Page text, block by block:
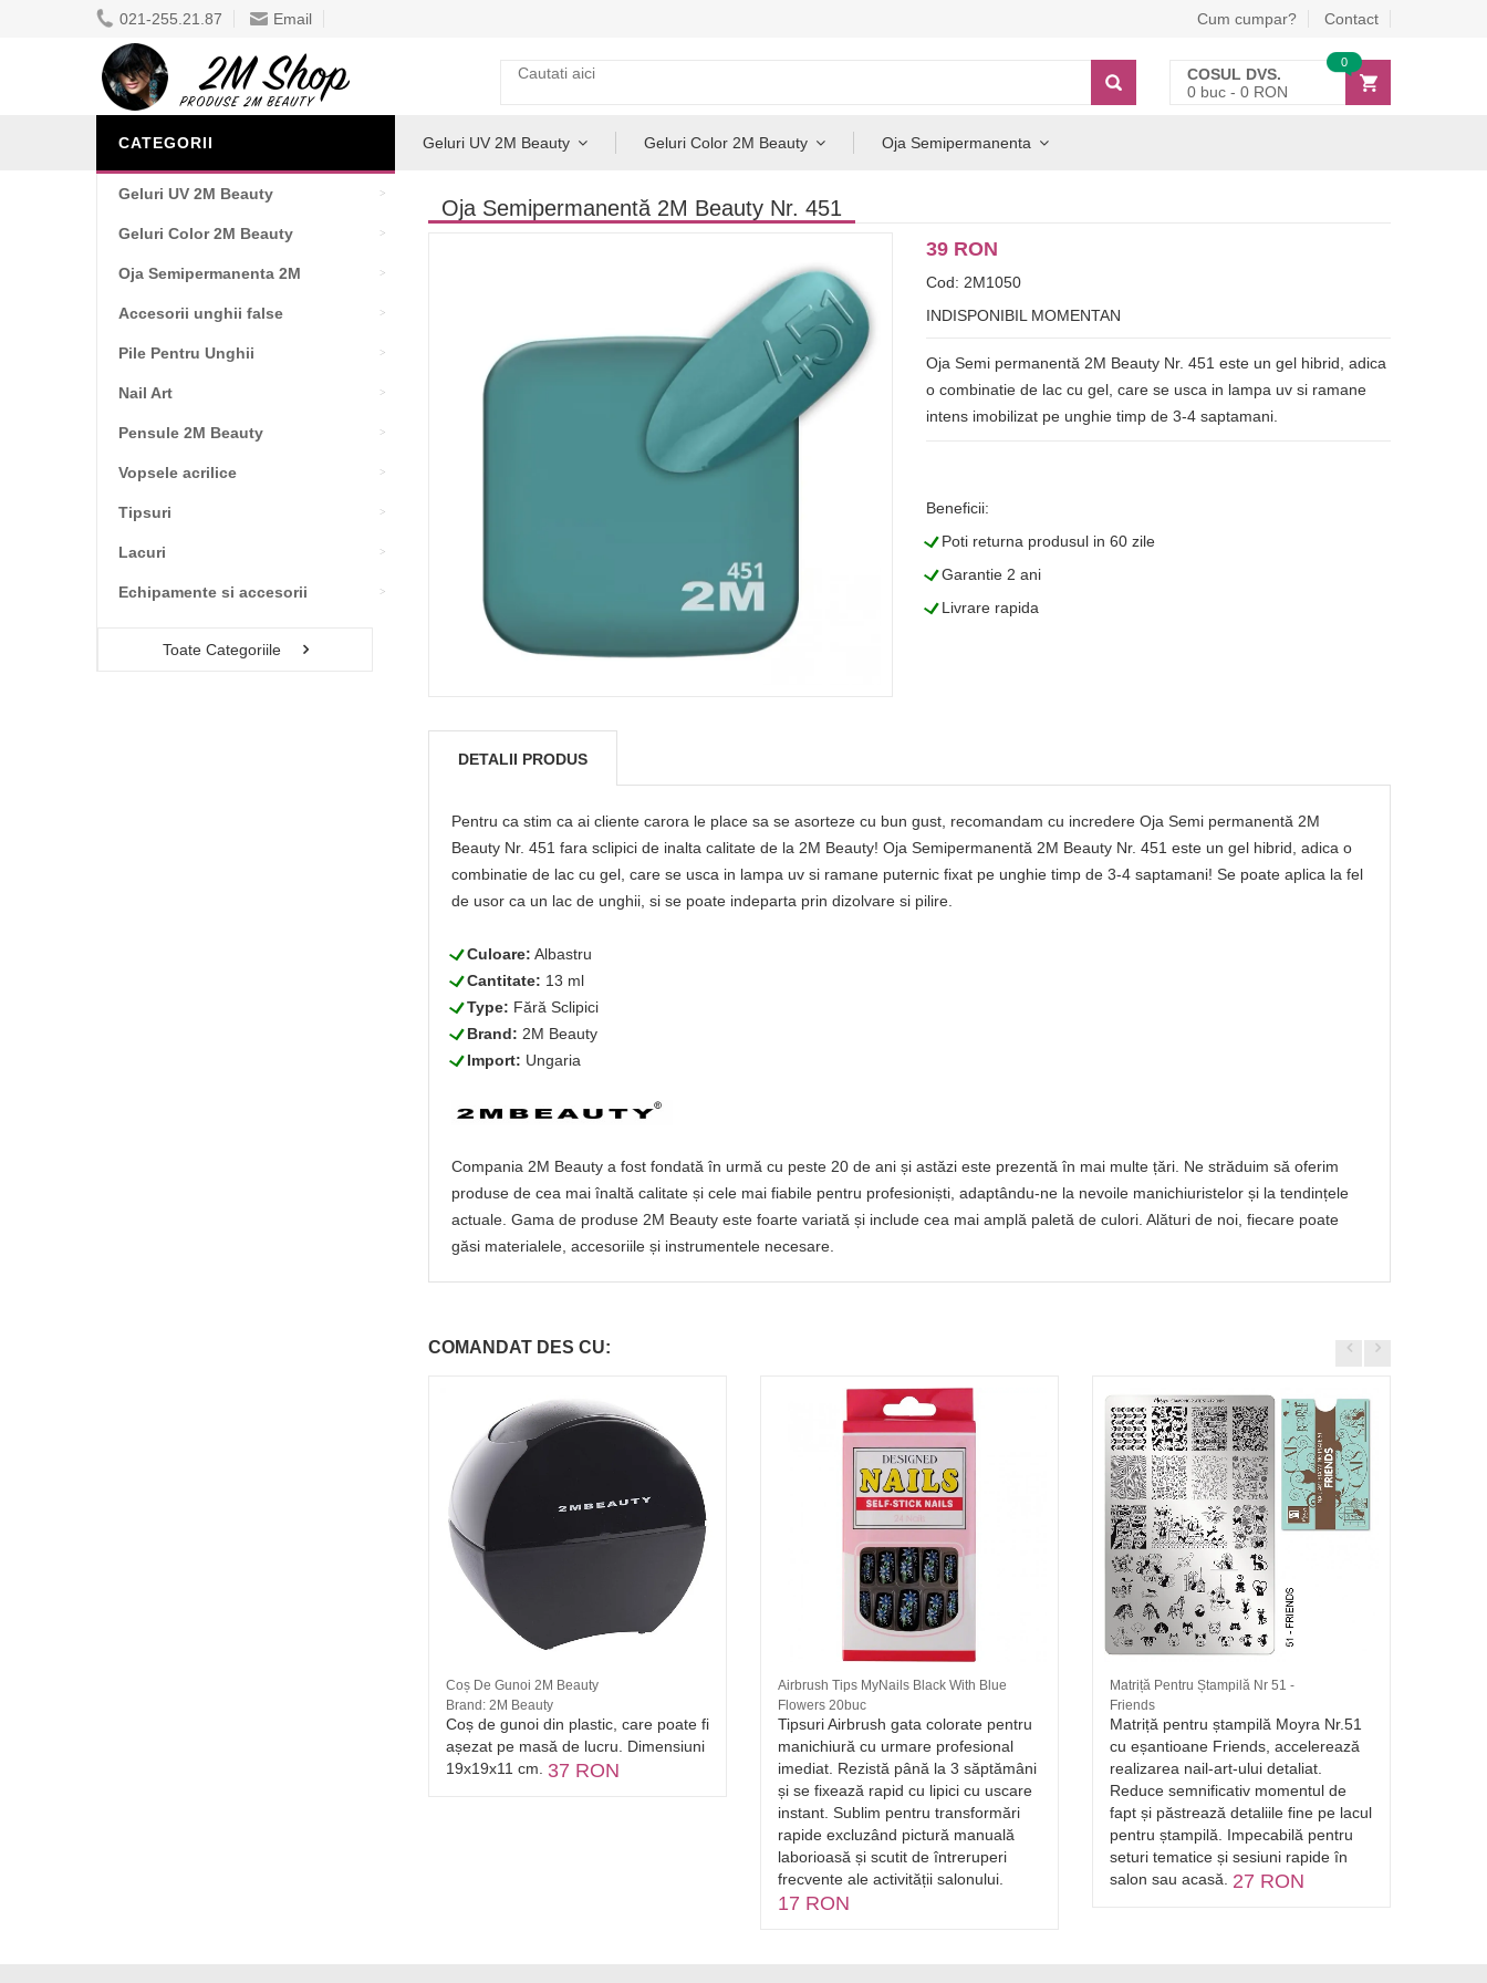
021-255.21.87 Email Cum cumpar? Contact
COSUL DVS.
0 buc - 0 RON
0
CATEGORII
Geluri UV 2M Beauty
Geluri Color 2M Beauty
Oja Semipermanenta 2M
Accesorii unghii false
Pile Pentru Unghii
Nail Art
Pensule 2M Beauty
Vopsele acrilice
Tipsuri
Lacuri
Echipamente si accesorii
Toate Categoriile
Geluri UV 2M Beauty Geluri Color 2M Beauty Oja Semipermanenta
Oja Semipermanentă 2M Beauty Nr. 451
39 RON
Cod: 2M1050
INDISPONIBIL MOMENTAN
Oja Semi permanentă 2M Beauty Nr. 451 este un gel hibrid, adica
o combinatie de lac cu gel, care se usca in lampa uv si ramane
intens imobilizat pe unghie timp de 3-4 saptamani.
Beneficii:
LPoti returna produsul in 60 zile
LGarantie 2 ani
LLivrare rapida
DETALII PRODUS
Pentru ca stim ca ai cliente carora le place sa se asorteze cu bun gust, recomandam cu incredere Oja Semi permanentă 2M
Beauty Nr. 451 fara sclipici de inalta calitate de la 2M Beauty! Oja Semipermanentă 2M Beauty Nr. 451 este un gel hibrid, adica o
combinatie de lac cu gel, care se usca in lampa uv si ramane puternic fixat pe unghie timp de 3-4 saptamani! Se poate aplica la fel
de usor ca un lac de unghii, si se poate indeparta prin dizolvare si pilire.
LCuloare: Albastru
LCantitate: 13 ml
LType: Fără Sclipici
LBrand: 2M Beauty
LImport: Ungaria
Compania 2M Beauty a fost fondată în urmă cu peste 20 de ani și astăzi este prezentă în mai multe țări. Ne străduim să oferim
produse de cea mai înaltă calitate și cele mai fiabile pentru profesioniști, adaptându-ne la nevoile manichiuristelor și la tendințele
actuale. Gama de produse 2M Beauty este foarte variată și include cea mai amplă paletă de culori. Alături de noi, fiecare poate
găsi materialele, accesoriile și instrumentele necesare.
COMANDAT DES CU:
Coș De Gunoi 2M Beauty
Brand: 2M Beauty
Coș de gunoi din plastic, care poate fi
așezat pe masă de lucru. Dimensiuni
19x19x11 cm. 37 RON
Airbrush Tips MyNails Black With Blue
Flowers 20buc
Tipsuri Airbrush gata colorate pentru
manichiură cu urmare profesional
imediat. Rezistă până la 3 săptămâni
și se fixează rapid cu lipici cu uscare
instant. Sublim pentru transformări
rapide excluzând pictură manuală
laborioasă și scutit de întreruperi
frecvente ale activității salonului.
17 RON
Matriță Pentru Ștampilă Nr 51 -
Friends
Matriță pentru ștampilă Moyra Nr.51
cu eșantioane Friends, accelerează
realizarea nail-art-ului detaliat.
Reduce semnificativ momentul de
fapt și păstrează detaliile fine pe lacul
pentru ștampilă. Impecabilă pentru
seturi tematice și sesiuni rapide în
salon sau acasă. 27 RON